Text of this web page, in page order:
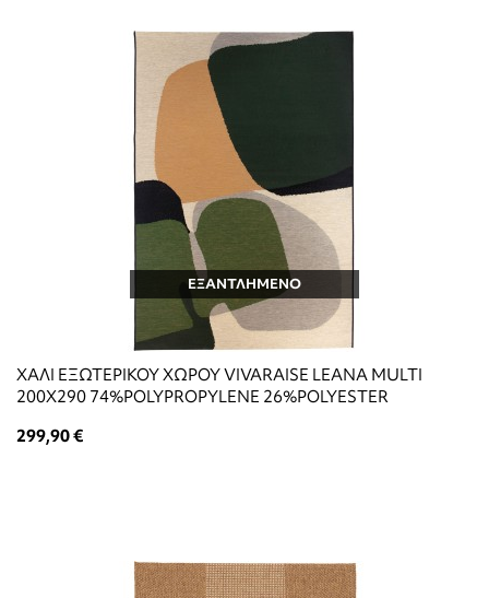
ΕΞΑΝΤΛΗΜΕΝΟ
ΧΑΛΙ ΕΞΩΤΕΡΙΚΟΥ ΧΩΡΟΥ VIVARAISE LEANA MULTI
200X290 74%POLYPROPYLENE 26%POLYESTER
299,90 €